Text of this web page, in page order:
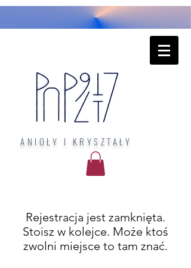
ANIOŁY I KRYSZTAŁY
Rejestracja jest zamknięta.
Stoisz w kolejce. Może ktoś
zwolni miejsce to tam znać.